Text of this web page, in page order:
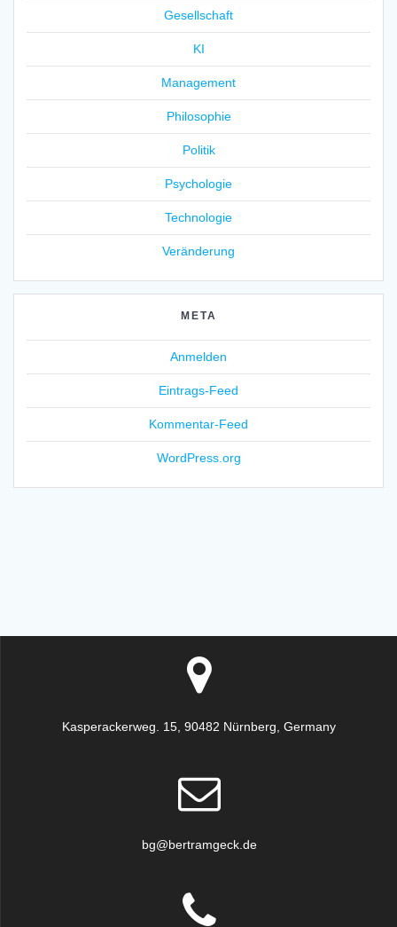
Gesellschaft
KI
Management
Philosophie
Politik
Psychologie
Technologie
Veränderung
META
Anmelden
Eintrags-Feed
Kommentar-Feed
WordPress.org
Kasperackerweg. 15, 90482 Nürnberg, Germany
bg@bertramgeck.de